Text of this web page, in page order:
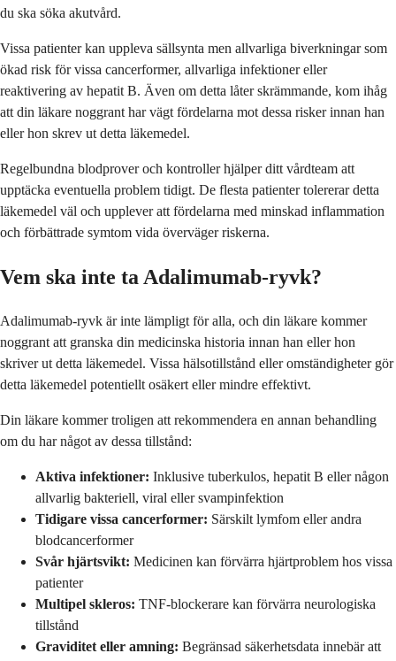
du ska söka akutvård.
Vissa patienter kan uppleva sällsynta men allvarliga biverkningar som
ökad risk för vissa cancerformer, allvarliga infektioner eller
reaktivering av hepatit B. Även om detta låter skrämmande, kom ihåg
att din läkare noggrant har vägt fördelarna mot dessa risker innan han
eller hon skrev ut detta läkemedel.
Regelbundna blodprover och kontroller hjälper ditt vårdteam att
upptäcka eventuella problem tidigt. De flesta patienter tolererar detta
läkemedel väl och upplever att fördelarna med minskad inflammation
och förbättrade symtom vida överväger riskerna.
Vem ska inte ta Adalimumab-ryvk?
Adalimumab-ryvk är inte lämpligt för alla, och din läkare kommer
noggrant att granska din medicinska historia innan han eller hon
skriver ut detta läkemedel. Vissa hälsotillstånd eller omständigheter gör
detta läkemedel potentiellt osäkert eller mindre effektivt.
Din läkare kommer troligen att rekommendera en annan behandling
om du har något av dessa tillstånd:
Aktiva infektioner: Inklusive tuberkulos, hepatit B eller någon
allvarlig bakteriell, viral eller svampinfektion
Tidigare vissa cancerformer: Särskilt lymfom eller andra
blodcancerformer
Svår hjärtsvikt: Medicinen kan förvärra hjärtproblem hos vissa
patienter
Multipel skleros: TNF-blockerare kan förvärra neurologiska
tillstånd
Graviditet eller amning: Begränsad säkerhetsdata innebär att